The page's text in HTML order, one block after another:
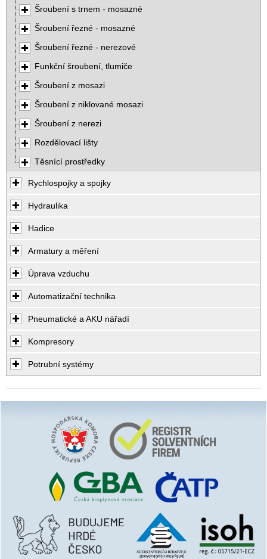
Šroubení s trnem - mosazné
Šroubení řezné - mosazné
Šroubení řezné - nerezové
Funkční šroubení, tlumiče
Šroubení z mosazi
Šroubení z niklované mosazi
Šroubení z nerezi
Rozdělovací lišty
Těsnící prostředky
Rychlospojky a spojky
Hydraulika
Hadice
Armatury a měření
Úprava vzduchu
Automatizační technika
Pneumatické a AKU nářadí
Kompresory
Potrubní systémy